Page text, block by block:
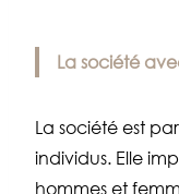
La société
La société est
individus. Elle
hommes et